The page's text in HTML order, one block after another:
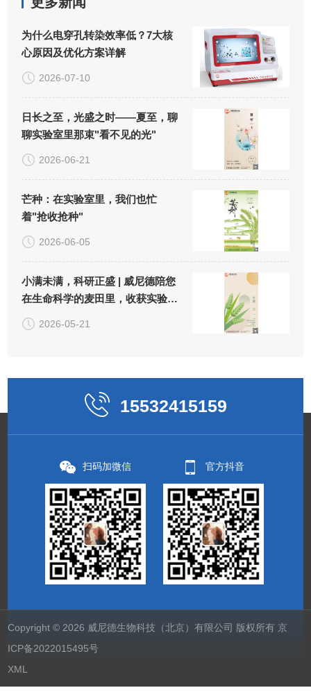
为什么电穿孔转染效率低？7大核
心原因及优化方案详解
2026-07-10
日长之至，光盛之时——夏至，聊
聊实验室里那束"看不见的光"
2026-06-21
芒种：在实验室里，我们也忙
着"抢收抢种"
2026-06-05
小满未满，科研正盛 | 威尼德陪您
在生命科学的麦田里，收获实验
的"小小圆满"
2026-05-21
15532415159
扫码加微信 官方抖音
Copyright © 2026 威尼德生物科技（北京）有限公司 版权所有 京
ICP备2022015495号
XML